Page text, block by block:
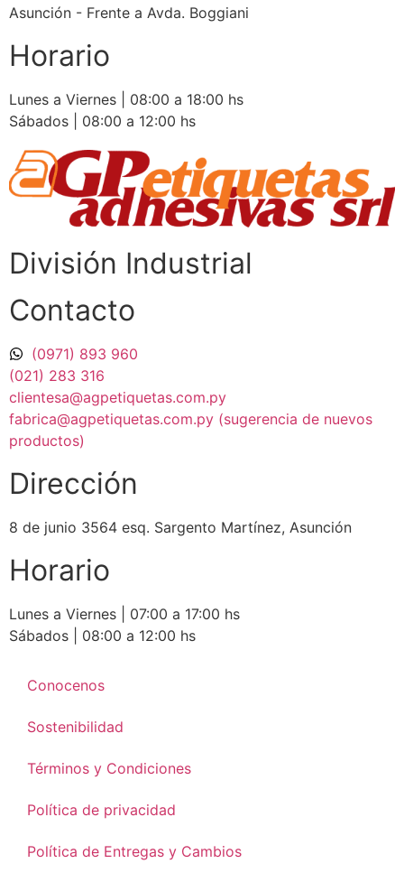
Asunción - Frente a Avda. Boggiani
Horario
Lunes a Viernes | 08:00 a 18:00 hs
Sábados | 08:00 a 12:00 hs
División Industrial​
Contacto
(0971) 893 960
(021) 283 316
clientesa@agpetiquetas.com.py
fabrica@agpetiquetas.com.py (sugerencia de nuevos
productos)
Dirección
8 de junio 3564 esq. Sargento Martínez, Asunción
Horario
Lunes a Viernes | 07:00 a 17:00 hs
Sábados | 08:00 a 12:00 hs
Conocenos
Sostenibilidad
Términos y Condiciones
Política de privacidad
Política de Entregas y Cambios